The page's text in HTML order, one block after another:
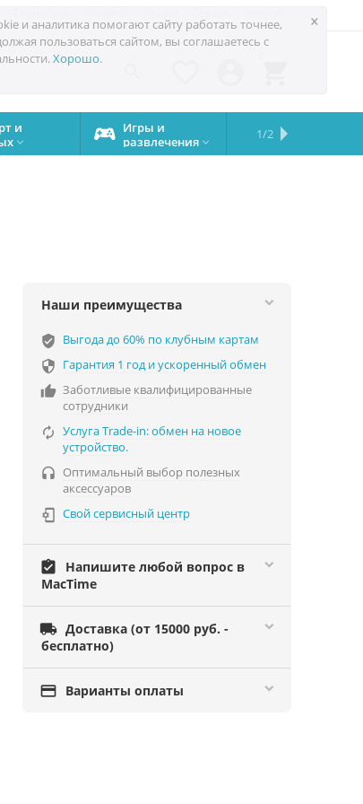
×
и аналитика помогают сайту работать точнее,
пользоваться сайтом, вы соглашаетесь с
Хорошо.
и

Игры и
развлечения 
Сервисный
центр
Сравните
iPhone
Подарки
на все
случаи
Запчасти
Бренды
1/2
Наши преимущества
verified_user Выгода до 60% по клубным картам
 Гарантия 1 год и ускоренный обмен
 Заботливые квалифицированные
сотрудники
 Услуга Trade-in: обмен на новое
устройство.
 Оптимальный выбор полезных
аксессуаров
 Свой сервисный центр
assignment_turned_in
Напишите любой вопрос в
MacTime
 Доставка (от 15000 руб. -
бесплатно)
 Варианты оплаты